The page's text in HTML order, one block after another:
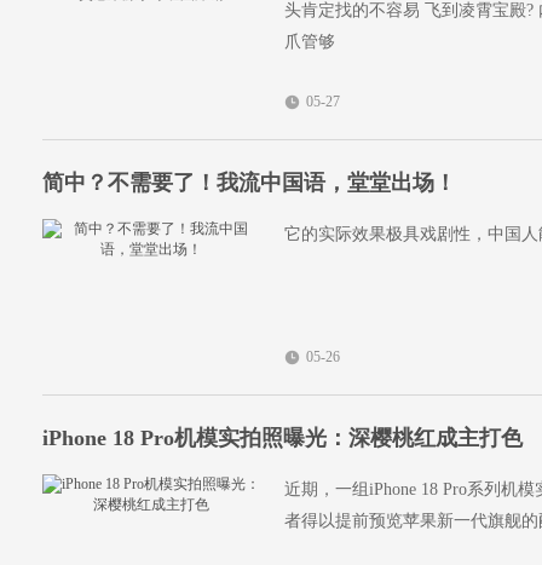
头肯定找的不容易 飞到凌霄宝殿
爪管够
05-27
简中？不需要了！我流中国语，堂堂出场！
它的实际效果极具戏剧性，中国
05-26
iPhone 18 Pro机模实拍照曝光：深樱桃红成主打色
近期，一组iPhone 18 Pro系列机
者得以提前预览苹果新一代旗舰